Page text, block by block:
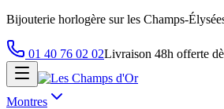
Bijouterie horlogère sur les Champs-
01 40 76 02 02Livraison 48h offerte
Montres